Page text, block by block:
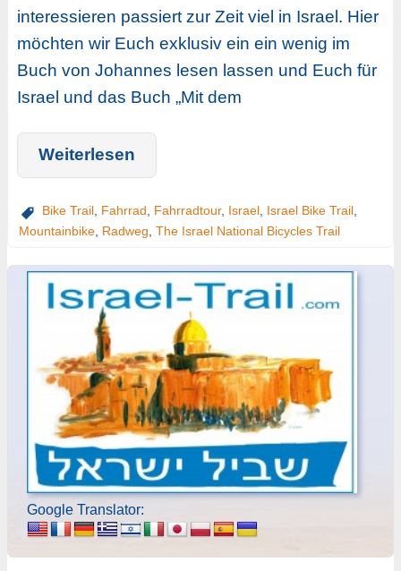
interessieren passiert zur Zeit viel in Israel. Hier
möchten wir Euch exklusiv ein ein wenig im
Buch von Johannes lesen lassen und Euch für
Israel und das Buch „Mit dem
Weiterlesen
Bike Trail, Fahrrad, Fahrradtour, Israel, Israel Bike Trail,
Mountainbike, Radweg The Israel National Bicycles Trail
Google Translator: